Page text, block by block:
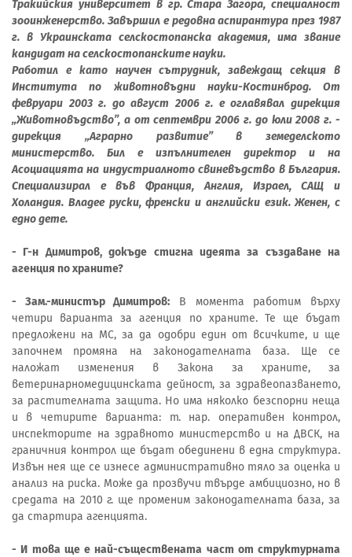
Тракийския университет в гр. Стара Загора, специалност
зооинженерство. Завършил е редовна аспирантура през 1987
г. в Украинската селскостопанска академия, има звание
кандидат на селскостопанските науки.
Работил е като научен сътрудник, завеждащ секция в
Института по животновъдни науки-Костинброд. От
февруари 2003 г. до август 2006 г. е оглавявал дирекция
„Животновъдство”, а от септември 2006 г. до юли 2008 г. -
дирекция „Аграрно развитие” в земеделското
министерство. Бил е изпълнителен директор и на
Асоциацията на индустриалното свиневъдство в България.
Специализирал е във Франция, Англия, Израел, САЩ и
Холандия. Владее руски, френски и английски език. Женен, с
едно дете.
- Г-н Димитров, докъде стигна идеята за създаване на
агенция по храните?
- Зам.-министър Димитров: В момента работим върху
четири варианта за агенция по храните. Те ще бъдат
предложени на МС, за да одобри един от всичките, и ще
започнем промяна на законодателната база. Ще се
наложат изменения в Закона за храните, за
ветеринарномедицинската дейност, за здравеопазването,
за растителната защита. Но има няколко безспорни неща
и в четирите варианта: т. нар. оперативен контрол,
инспекторите на здравното министерство и на ДВСК, на
граничния контрол ще бъдат обединени в една структура.
Извън нея ще се изнесе административно тяло за оценка и
анализ на риска. Може да прозвучи твърде амбициозно, но в
средата на 2010 г. ще променим законодателната база, за
да стартира агенцията.
- И това ще е най-съществената част от структурната